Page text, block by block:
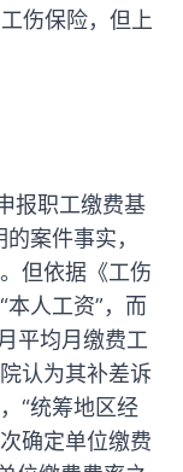
伤保险，但上
报职工缴费基
案件事实，
但依据《工伤
人工资”，而
平均月缴费工
认为其补差诉
“统筹地区经
确定单位缴费